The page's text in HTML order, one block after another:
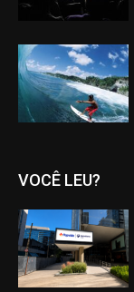
VOCÊ LEU?